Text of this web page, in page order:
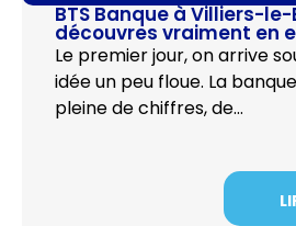
BTS Banque à Villiers-
découvres vraiment en
Le premier jour, on arrive
idée un peu floue. La
pleine de chiffres, de…